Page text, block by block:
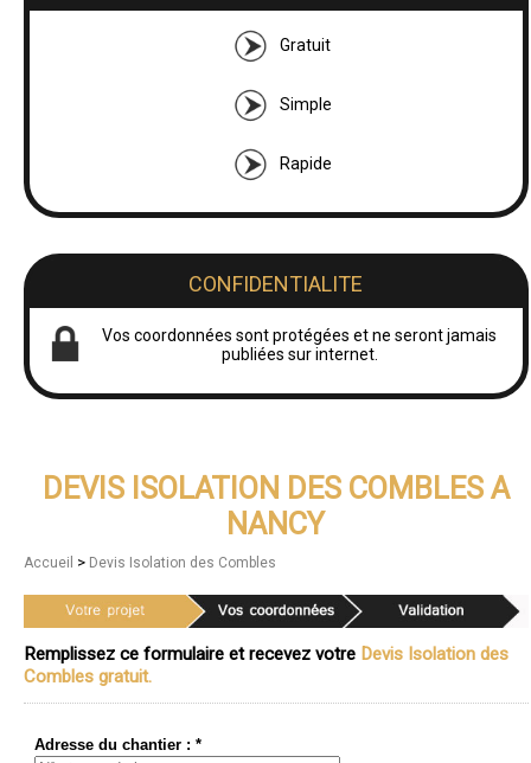
Gratuit
Simple
Rapide
CONFIDENTIALITE
Vos coordonnées sont protégées et ne seront jamais
publiées sur internet.
DEVIS ISOLATION DES COMBLES A
NANCY
Accueil > Devis Isolation des Combles
Remplissez ce formulaire et recevez votre Devis Isolation des
Combles gratuit.
Adresse du chantier : *